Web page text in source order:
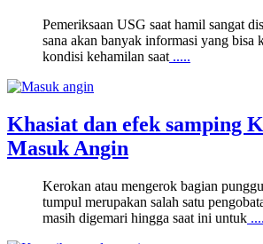
Pemeriksaan USG saat hamil sangat
sana akan banyak informasi yang bisa
kondisi kehamilan saat .....
Khasiat dan efek samping
Masuk Angin
Kerokan atau mengerok bagian
tumpul merupakan salah satu
masih digemari hingga saat ini untuk